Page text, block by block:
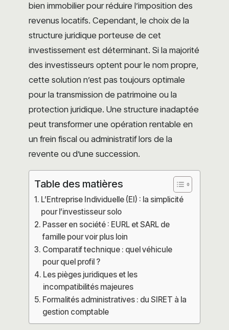
bien immobilier pour réduire l’imposition des
revenus locatifs. Cependant, le choix de la
structure juridique porteuse de cet
investissement est déterminant. Si la majorité
des investisseurs optent pour le nom propre,
cette solution n’est pas toujours optimale
pour la transmission de patrimoine ou la
protection juridique. Une structure inadaptée
peut transformer une opération rentable en
un frein fiscal ou administratif lors de la
revente ou d’une succession.
Table des matières
L’Entreprise Individuelle (EI) : la simplicité
pour l’investisseur solo
Passer en société : EURL et SARL de
famille pour voir plus loin
Comparatif technique : quel véhicule
pour quel profil ?
Les pièges juridiques et les
incompatibilités majeures
Formalités administratives : du SIRET à la
gestion comptable